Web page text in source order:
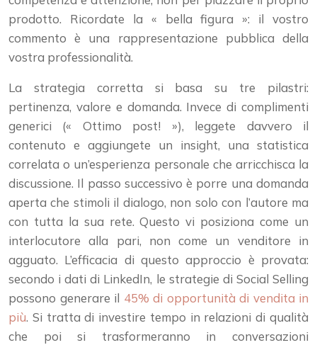
prodotto. Ricordate la « bella figura »: il vostro
commento è una rappresentazione pubblica della
vostra professionalità.
La strategia corretta si basa su tre pilastri:
pertinenza, valore e domanda. Invece di complimenti
generici (« Ottimo post! »), leggete davvero il
contenuto e aggiungete un insight, una statistica
correlata o un’esperienza personale che arricchisca la
discussione. Il passo successivo è porre una domanda
aperta che stimoli il dialogo, non solo con l’autore ma
con tutta la sua rete. Questo vi posiziona come un
interlocutore alla pari, non come un venditore in
agguato. L’efficacia di questo approccio è provata:
secondo i dati di LinkedIn, le strategie di Social Selling
possono generare il 45% di opportunità di vendita in
più. Si tratta di investire tempo in relazioni di qualità
che poi si trasformeranno in conversazioni